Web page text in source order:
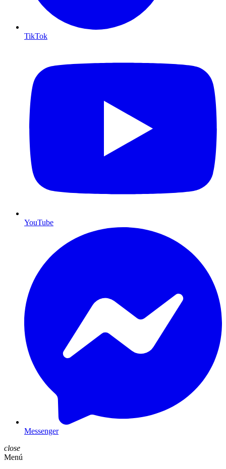
TikTok
YouTube
Messenger
close
Menú